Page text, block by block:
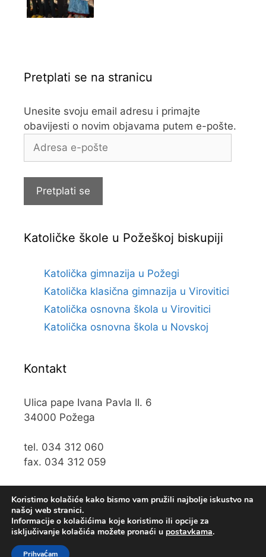
Pretplati se na stranicu
Unesite svoju email adresu i primajte
obavijesti o novim objavama putem e-pošte.
Adresa
Pretplati se
Katoličke škole u Požeškoj biskupiji
Katolička gimnazija u Požegi
Katolička klasična gimnazija u Virovitici
Katolička osnovna škola u Virovitici
Katolička osnovna škola u Novskoj
Kontakt
Ulica pape Ivana Pavla II. 6
34000 Požega
tel. 034 312 060
fax. 034 312 059
Koristimo kolačiće kako bismo vam pružili najbolje iskustvo na
našoj web stranici.
Informacije o kolačićima koje koristimo ili opcije za
isključivanje kolačića možete pronaći u postavkama.
Prihvaćam